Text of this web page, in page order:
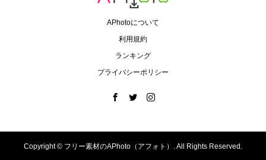
APhotoについて
利用規約
ランキング
プライバシーポリシー
Copyright © フリー素材のAPhoto（アフォト）. All Rights Reserved.